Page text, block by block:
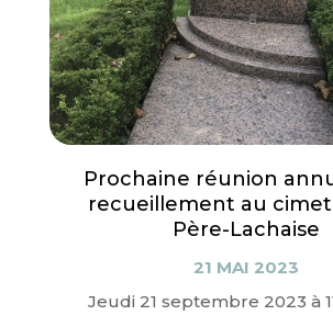
Prochaine réunion
recueillement au
Père-Lachaise
21 MAI 2023
Jeudi 21 septembre 2023 à